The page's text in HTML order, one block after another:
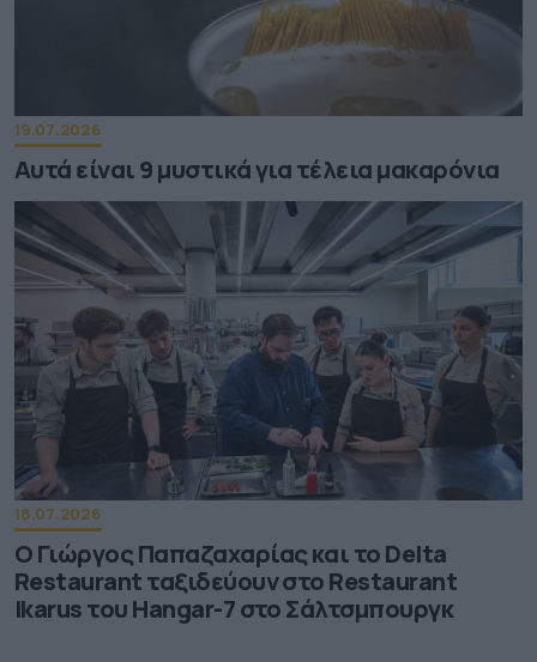
19.07.2026
Αυτά είναι 9 μυστικά για τέλεια μακαρόνια
18.07.2026
Ο Γιώργος Παπαζαχαρίας και το Delta
Restaurant ταξιδεύουν στο Restaurant
Ikarus του Hangar-7 στο Σάλτσμπουργκ